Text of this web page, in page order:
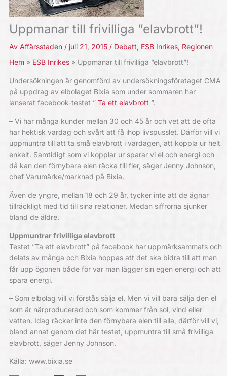
Uppmanar till frivilliga ”elavbrott”!
Av Affärsstaden / juli 21, 2015 / Debatt, ESB Inrikes, Regionen
Hem
ESB Inrikes Uppmanar till frivilliga ”elavbrott”!
Undersökningen är genomförd av undersökningsföretaget CMA
på uppdrag av elbolaget Bixia som under sommaren har
lanserat facebook-testet ” Ta ett elavbrott ”.
– Vi har många kunder mellan 30 och 45 år och vet att de ofta
har hektisk vardag och svårt att få ihop livspusslet. Därför vill vi
uppmuntra till att ta små elavbrott i vardagen, att koppla ur helt
enkelt. Samtidigt som vi kopplar ur sparar vi el och energi och
då kan den förnybara elen räcka till fler, säger Jenny Johnson,
chef Varumärke/marknad på Bixia.
Även de yngre, mellan 18 och 29 år, tycker inte att de ägnar
tillräckligt med tid till sina relationer. Medan siffrorna sjunker
bland de äldre.
Uppmuntrar frivilliga elavbrott
Testet ”Ta ett elavbrott” på facebook har uppmärksammats och
delats av många och Bixia hoppas att det ska bidra till att man
får upp ögonen både för var man lägger sin egen energi och att
spara energi.
– Som elbolag vill vi förstås sälja el. Men vi vill bara sälja den el
som är närproducerad och som kommer från sol, vind eller
vatten. Idag räcker inte den förnybara elen till alla, därför vill vi,
bland annat genom det här testet, uppmuntra till små frivilliga
elavbrott, säger Jenny Johnson.
Källa: www.bixia.se